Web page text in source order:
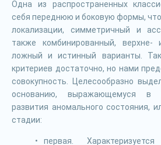
Одна из распространенных
себя переднюю и боковую формы, что
локализации, симметричный и
также комбинированный, верхне-
ложный и истинный варианты.
критериев достаточно, но нами
совокупность. Целесообразно
основанию, выражающемуся в
развития аномального состояния,
стадии:
первая.